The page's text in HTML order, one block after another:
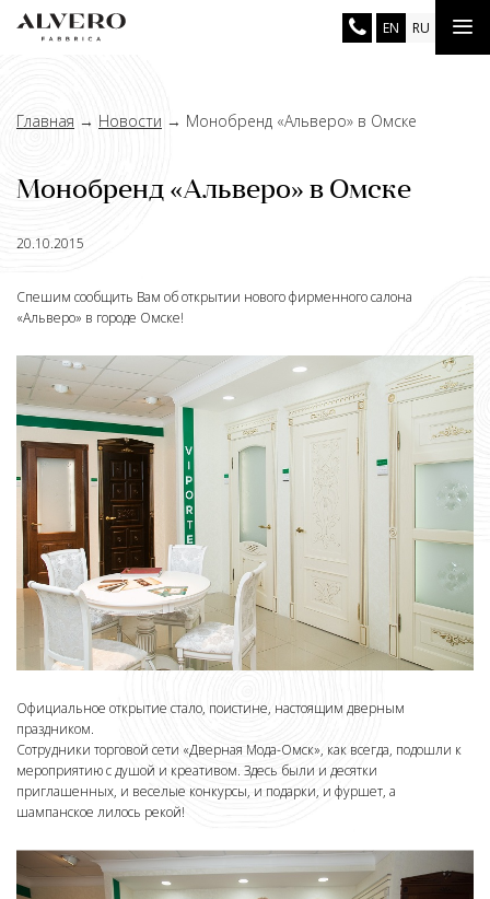
Перейти
EN RU
Главная → Новости → Монобренд «Альверо» в Омске
Монобренд «Альверо» в Омске
20.10.2015
Спешим сообщить Вам об открытии нового фирменного салона
«Альверо» в городе Омске!
Официальное открытие стало, поистине, настоящим дверным
праздником.
Сотрудники торговой сети «Дверная Мода-Омск», как всегда, подошли к
мероприятию с душой и креативом. Здесь были и десятки
приглашенных, и веселые конкурсы, и подарки, и фуршет, а
шампанское лилось рекой!